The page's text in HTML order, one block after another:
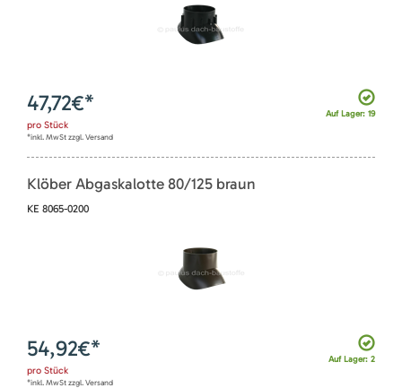
Auf Lager: 19
47,72€*
pro Stück
*inkl. MwSt zzgl. Versand
Klöber Abgaskalotte 80/125 braun
KE 8065-0200
Auf Lager: 2
54,92€*
pro Stück
*inkl. MwSt zzgl. Versand